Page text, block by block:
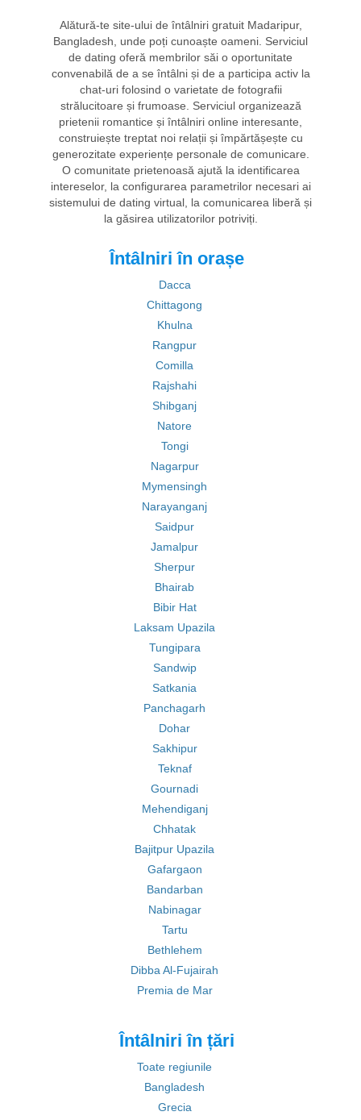
Alătură-te site-ului de întâlniri gratuit Madaripur,
Bangladesh, unde poți cunoaște oameni. Serviciul
de dating oferă membrilor săi o oportunitate
convenabilă de a se întâlni și de a participa activ la
chat-uri folosind o varietate de fotografii
strălucitoare și frumoase. Serviciul organizează
prietenii romantice și întâlniri online interesante,
construiește treptat noi relații și împărtășește cu
generozitate experiențe personale de comunicare.
O comunitate prietenoasă ajută la identificarea
intereselor, la configurarea parametrilor necesari ai
sistemului de dating virtual, la comunicarea liberă și
la găsirea utilizatorilor potriviți.
Întâlniri în orașe
Dacca
Chittagong
Khulna
Rangpur
Comilla
Rajshahi
Shibganj
Natore
Tongi
Nagarpur
Mymensingh
Narayanganj
Saidpur
Jamalpur
Sherpur
Bhairab
Bibir Hat
Laksam Upazila
Tungipara
Sandwip
Satkania
Panchagarh
Dohar
Sakhipur
Teknaf
Gournadi
Mehendiganj
Chhatak
Bajitpur Upazila
Gafargaon
Bandarban
Nabinagar
Tartu
Bethlehem
Dibba Al-Fujairah
Premia de Mar
Întâlniri în țări
Toate regiunile
Bangladesh
Grecia